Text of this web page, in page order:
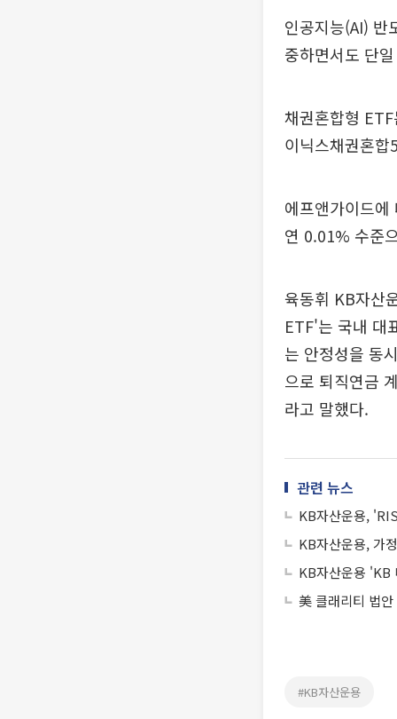
인공지능(AI) 반
중하면서도 단
채권혼합형
이닉스채권혼
에프앤가이드
연 0.01% 수준
육동휘 KB자산
ETF'는 국내 대
는 안정성을 동
으로 퇴직연금
라고 말했다.
관련 뉴스
KB자산운용,
KB자산운용, 가
KB자산운용 'KB
美 클래리티 법
#KB자산운용